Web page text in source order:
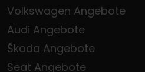
Volkswagen Angebote
Audi Angebote
Škoda Angebote
Seat Angebote